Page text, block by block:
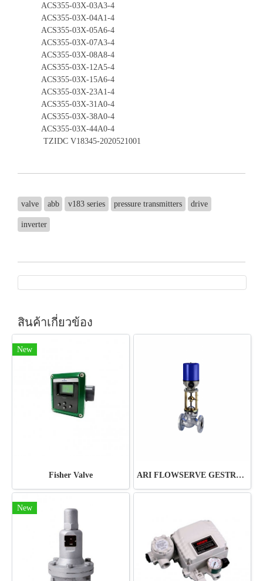
ACS355-03X-03A3-4
ACS355-03X-04A1-4
ACS355-03X-05A6-4
ACS355-03X-07A3-4
ACS355-03X-08A8-4
ACS355-03X-12A5-4
ACS355-03X-15A6-4
ACS355-03X-23A1-4
ACS355-03X-31A0-4
ACS355-03X-38A0-4
ACS355-03X-44A0-4
TZIDC V18345-2020521001
valve abb v183 series pressure transmitters drive
inverter
สินค้าเกี่ยวข้อง
New
Fisher Valve ARI FLOWSERVE GESTRA VALVE
New